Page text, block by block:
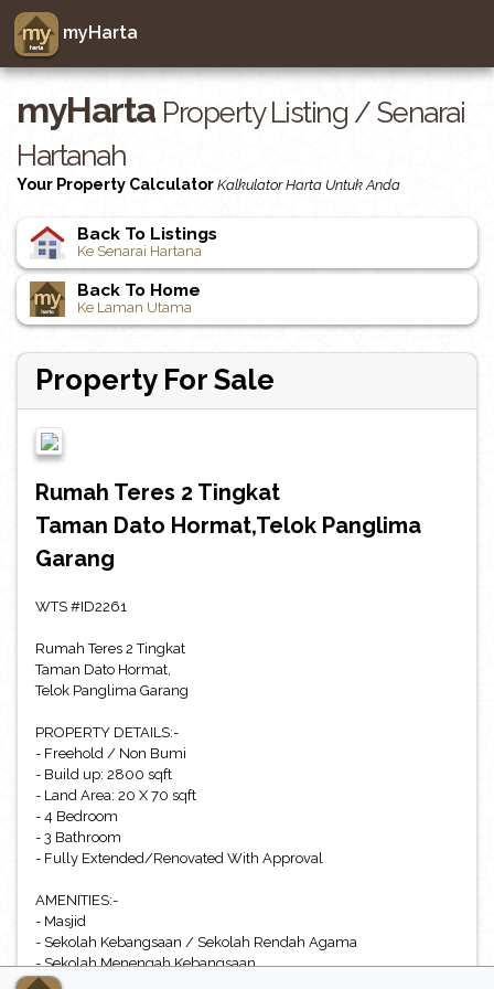
myHarta
myHarta Property Listing / Senarai
Hartanah
Your Property Calculator Kalkulator Harta Untuk Anda
Back To Listings
Ke Senarai Hartana
Back To Home
Ke Laman Utama
Property For Sale
Rumah Teres 2 Tingkat
Taman Dato Hormat,Telok Panglima
Garang
WTS #ID2261
Rumah Teres 2 Tingkat
Taman Dato Hormat,
Telok Panglima Garang
PROPERTY DETAILS:-
- Freehold / Non Bumi
- Build up: 2800 sqft
- Land Area: 20 X 70 sqft
- 4 Bedroom
- 3 Bathroom
- Fully Extended/Renovated With Approval
AMENITIES:-
- Masjid
- Sekolah Kebangsaan / Sekolah Rendah Agama
- Sekolah Menengah Kebangsaan
- Klinik Kesihatan